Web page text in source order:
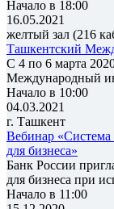
Начало в 18:00
16.05.2021
желтый зал (216
Ташкентский
С 4 по 6 марта
Международный
Начало в 10:00
04.03.2021
г. Ташкент
Вебинар
для бизнеса»
Банк России
для бизнеса при
Начало в 11:00